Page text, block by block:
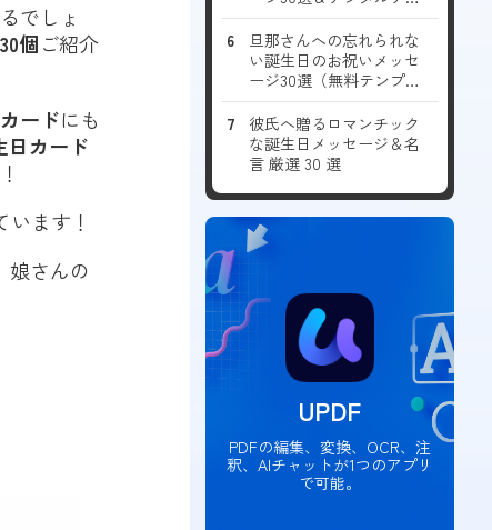
でしょ
個ご紹介
ードにも
日カード
います！
娘さんの
プレート
旦那さんへの忘れられな
い誕生日のお祝いメッセ
ージ30選（無料テンプレ
ートとカード作成ガイド
付き）
彼氏へ贈るロマンチック
な誕生日メッセージ＆名
言 厳選 30 選
UPDF
PDFの編集、変換、OCR、注
釈、AIチャットが1つのアプリ
で可能。